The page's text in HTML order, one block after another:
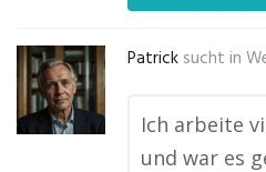
Patrick sucht in
Ich arbeite
und war es